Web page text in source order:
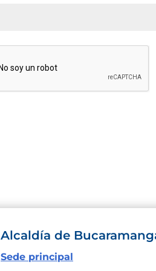
Alcaldía de
Sede principal